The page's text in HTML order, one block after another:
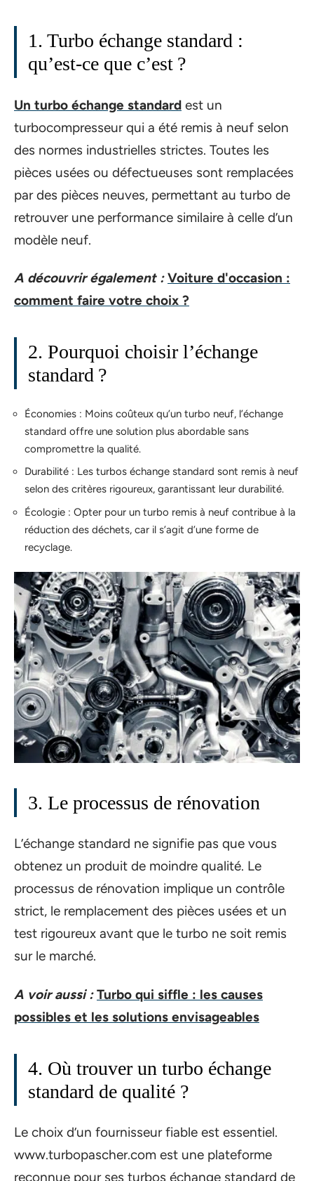
1. Turbo échange standard :
qu’est-ce que c’est ?
Un turbo échange standard est un
turbocompresseur qui a été remis à neuf selon
des normes industrielles strictes. Toutes les
pièces usées ou défectueuses sont remplacées
par des pièces neuves, permettant au turbo de
retrouver une performance similaire à celle d’un
modèle neuf.
A découvrir également : Voiture d'occasion :
comment faire votre choix ?
2. Pourquoi choisir l’échange
standard ?
Économies : Moins coûteux qu’un turbo neuf, l’échange
standard offre une solution plus abordable sans
compromettre la qualité.
Durabilité : Les turbos échange standard sont remis à neuf
selon des critères rigoureux, garantissant leur durabilité.
Écologie : Opter pour un turbo remis à neuf contribue à la
réduction des déchets, car il s’agit d’une forme de
recyclage.
3. Le processus de rénovation
L’échange standard ne signifie pas que vous
obtenez un produit de moindre qualité. Le
processus de rénovation implique un contrôle
strict, le remplacement des pièces usées et un
test rigoureux avant que le turbo ne soit remis
sur le marché.
A voir aussi : Turbo qui siffle : les causes
possibles et les solutions envisageables
4. Où trouver un turbo échange
standard de qualité ?
Le choix d’un fournisseur fiable est essentiel.
www.turbopascher.com est une plateforme
reconnue pour ses turbos échange standard de